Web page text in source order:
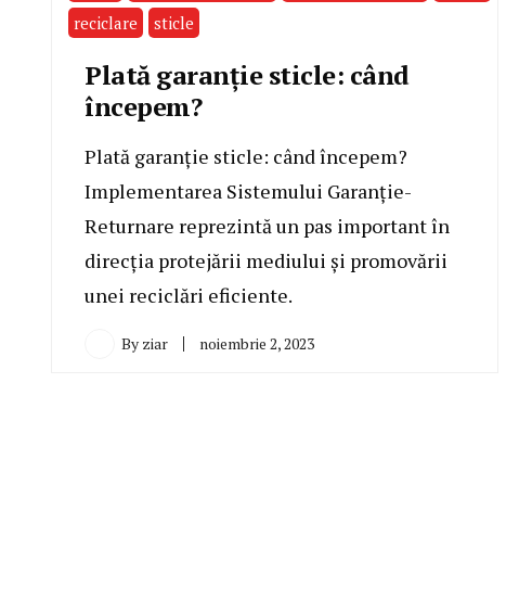
reciclare
sticle
Plată garanție sticle: când
începem?
Plată garanție sticle: când începem?
Implementarea Sistemului Garanție-
Returnare reprezintă un pas important în
direcția protejării mediului și promovării
unei reciclări eficiente.
By ziar noiembrie 2, 2023